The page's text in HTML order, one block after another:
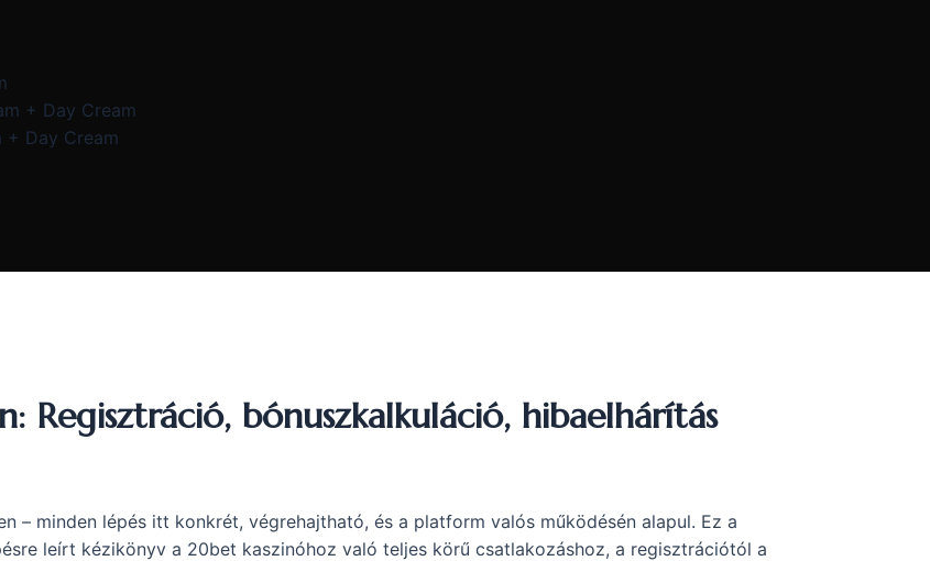
+ Day Cream
+ Day Cream
Regisztráció, bónuszkalkuláció, hibaelhárítás
– minden lépés itt konkrét, végrehajtható, és a platform valós működésén alapul. Ez a
leírt kézikönyv a 20bet kaszinóhoz való teljes körű csatlakozáshoz, a regisztrációtól a